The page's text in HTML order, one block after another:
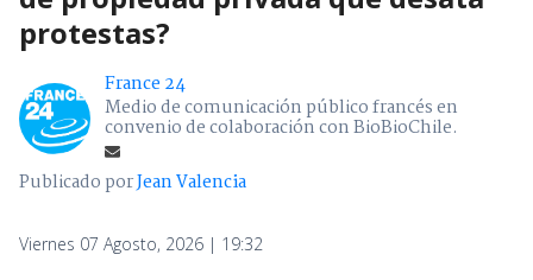
protestas?
France 24
Medio de comunicación público francés en
convenio de colaboración con BioBioChile.
Publicado porJean Valencia
Viernes 07 Agosto, 2026 | 19:32